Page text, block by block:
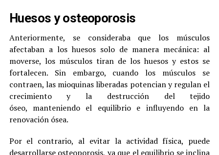
Huesos y osteoporosis
Anteriormente, se consideraba que los músculos
afectaban a los huesos solo de manera mecánica: al
moverse, los músculos tiran de los huesos y estos se
fortalecen. Sin embargo, cuando los músculos se
contraen, las mioquinas liberadas potencian y regulan el
crecimiento y la destrucción del tejido
óseo, manteniendo el equilibrio e influyendo en la
renovación ósea.
Por el contrario, al evitar la actividad física, puede
desarrollarse osteoporosis, ya que el equilibrio se inclina